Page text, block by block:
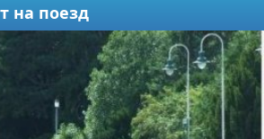
на поезд